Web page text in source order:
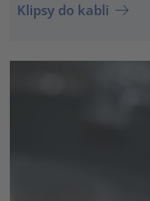
Klipsy do kabli